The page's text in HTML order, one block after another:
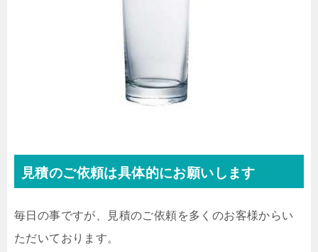
見積のご依頼は具体的にお願いします
毎日の事ですが、見積のご依頼を多くのお客様からい
ただいております。